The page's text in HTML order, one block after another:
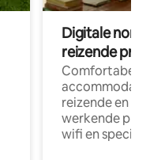
Digitale
reizende
Comfortabele
reizende en
werkende
wifi en